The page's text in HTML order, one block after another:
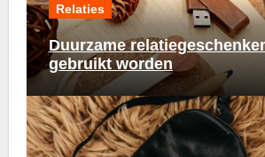
Relaties
Duurzame
gebruikt worden